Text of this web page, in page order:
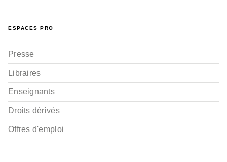
ESPACES PRO
Presse
Libraires
Enseignants
Droits dérivés
Offres d'emploi